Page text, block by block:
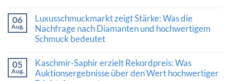
stärkt
Versorgung
und
Marktvertrauen
zu
Schliff,
Expertise
und
die
Auszeichnung
von
06
Aug.
Luxusschmuckmarkt zeigt Stärke: Was die
Nachfrage nach Diamanten und hochwertigem
Schmuck bedeutet
zu
Luxusschmuckmarkt
zeigt
05
Aug.
Kaschmir-Saphir erzielt Rekordpreis: Was
Auktionsergebnisse über den Wert hochwertiger